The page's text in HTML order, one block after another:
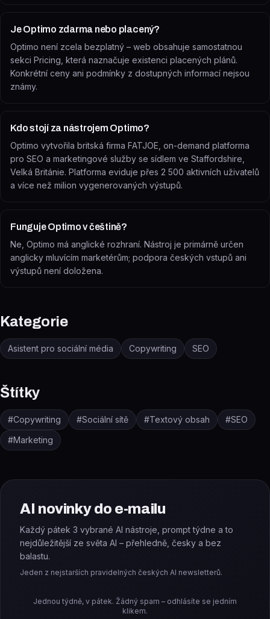
Je Optimo zdarma nebo placený?
Optimo není zcela bezplatný – web obsahuje samostatnou
sekci Pricing, která naznačuje existenci placených plánů.
Konkrétní ceny ani podmínky z dostupných informací nejsou
známy.
Kdo stojí za nástrojem Optimo?
Optimo vytvořila britská firma FATJOE, on-demand platforma
pro SEO a marketingové služby se sídlem ve Staffordshire,
Velká Británie. Platforma eviduje přes 2 500 aktivních uživatelů
a více než milion vygenerovaných výstupů.
Funguje Optimo v češtině?
Ne, Optimo má anglické rozhraní. Nástroj je primárně určen
anglicky mluvícím marketérům; podpora českých vstupů ani
výstupů není doložena.
Kategorie
Asistent pro sociální média Copywriting SEO
Štítky
#Copywriting #Sociální sítě #Textový obsah #SEO
#Marketing
AI novinky do e-mailu
Každý pátek 3 vybrané AI nástroje, prompt týdne a to
nejdůležitější ze světa AI – přehledně, česky a bez
balastu.
Jeden z nejstarších pravidelných českých AI newsletterů.
Jednou týdně, v pátek. Žádný spam – odhlásíte se jedním
klikem.